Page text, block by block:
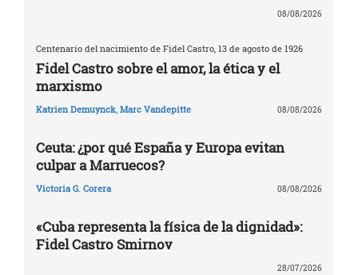
08/08/2026
Centenario del nacimiento de Fidel Castro, 13 de agosto de 1926
Fidel Castro sobre el amor, la ética y el
marxismo
Katrien Demuynck, Marc Vandepitte 08/08/2026
Ceuta: ¿por qué España y Europa evitan
culpar a Marruecos?
Victoria G. Corera 08/08/2026
«Cuba representa la física de la dignidad»:
Fidel Castro Smirnov
28/07/2026